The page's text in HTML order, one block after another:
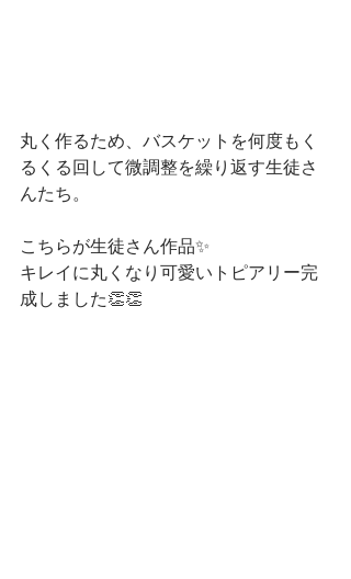
丸く作るため、バスケットを何度もく
るくる回して微調整を繰り返す生徒さ
んたち。
こちらが生徒さん作品✨
キレイに丸くなり可愛いトピアリー完
成しました👏👏